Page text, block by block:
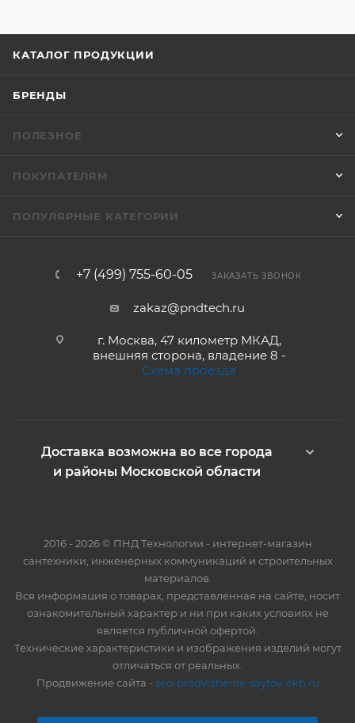
КАТАЛОГ ПРОДУКЦИИ
БРЕНДЫ
ПОЛЕЗНОЕ
ПОКУПАТЕЛЯМ
ПОПУЛЯРНЫЕ КАТЕГОРИИ
+7 (499) 755-60-05 ЗАКАЗАТЬ ЗВОНОК
zakaz@pndtech.ru
г. Москва, 47 километр МКАД,
внешняя сторона, владение 8 -
Схема проезда
Доставка возможна во все города
и районы Московской области
2016 - 2026 © ПНД Технологии - интернет-магазин
сантехники, инженерных коммуникаций и строительных
материалов.
Вся информация о товарах, представленная на сайте, носит
ознакомительный характер и ни при каких условиях не
является публичной офертой.
Технические характеристики и изображения изделий могут
отличаться от реальных.
Продвижение сайта - seo-prodvizhenie-saytov-ekb.ru